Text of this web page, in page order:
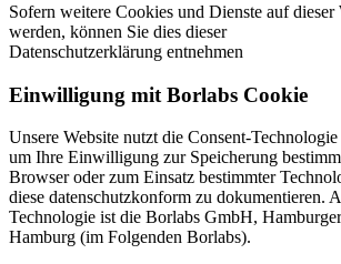
Sofern weitere Cookies und Dienste auf dieser
werden, können Sie dies dieser
Datenschutzerklärung entnehmen
Einwilligung mit Borlabs Cookie
Unsere Website nutzt die Consent-
um Ihre Einwilligung zur Speicherung
Browser oder zum Einsatz bestimmter
diese datenschutzkonform zu dokumentieren.
Technologie ist die Borlabs GmbH,
Hamburg (im Folgenden Borlabs).